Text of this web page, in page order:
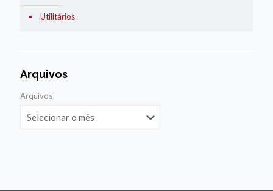
Utilitários
Arquivos
Arquivos